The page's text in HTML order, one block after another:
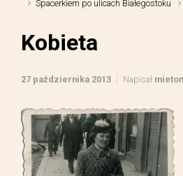
Spacerkiem po ulicach Białegostoku
Kobieta
27 października 2013 Napisał mieton